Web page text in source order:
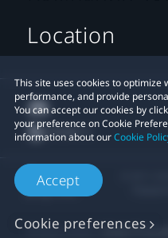
This site uses cookies to
performance, and provide
You can accept our cookies by
your preference on Cookie
information about ourCookie
Accept
Cookie preferences
Location
Privacy Contact:Global-